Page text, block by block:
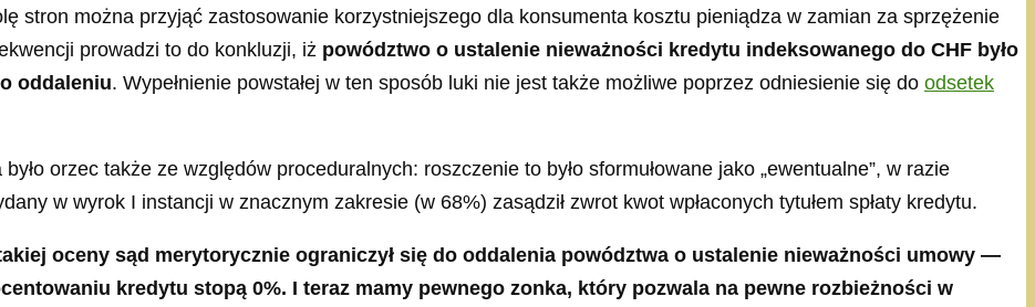
stron można przyjąć zastosowanie korzystniejszego dla konsumenta kosztu pieniądza w zamian za sprzężenie
prowadzi to do konkluzji, iż powództwo o ustalenie nieważności kredytu indeksowanego do CHF było
oddaleniu. Wypełnienie powstałej w ten sposób luki nie jest także możliwe poprzez odniesienie się do odsetek
orzec także ze względów proceduralnych: roszczenie to było sformułowane jako „ewentualne”, w razie
w wyrok I instancji w znacznym zakresie (w 68%) zasądził zwrot kwot wpłaconych tytułem spłaty kredytu.
oceny sąd merytorycznie ograniczył się do oddalenia powództwa o ustalenie nieważności umowy —
kredytu stopą 0%. I teraz mamy pewnego zonka, który pozwala na pewne rozbieżności w